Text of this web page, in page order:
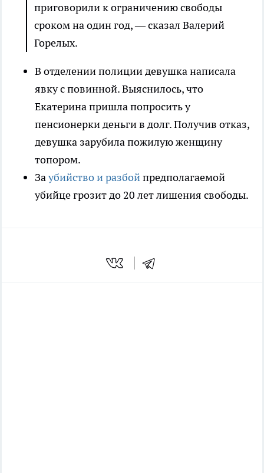
приговорили к ограничению свободы
сроком на один год, — сказал Валерий
Горелых.
В отделении полиции девушка написала
явку с повинной. Выяснилось, что
Екатерина пришла попросить у
пенсионерки деньги в долг. Получив отказ,
девушка зарубила пожилую женщину
топором.
Заубийство и разбойпредполагаемой
убийце грозит до 20 лет лишения свободы.